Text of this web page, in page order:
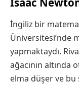
İngiliz bir
Üniversitesi’nde
yapmaktaydı.
ağacının
elma düşer ve bu